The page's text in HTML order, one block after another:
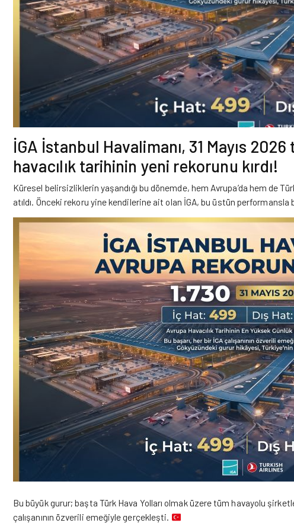
İGA İstanbul Havalimanı, 31 Mayıs
havacılık tarihinin yeni rekorunu kırdı!
Küresel belirsizliklerin yaşandığı bu dönemde, hem Avrupa’da hem de
atıldı. Önceki rekoru yine kendilerine ait olan İGA, bu üstün
Bu büyük gurur; başta Türk Hava Yolları olmak üzere tüm havayolu
çalışanının özverili emeğiyle gerçekleşti.